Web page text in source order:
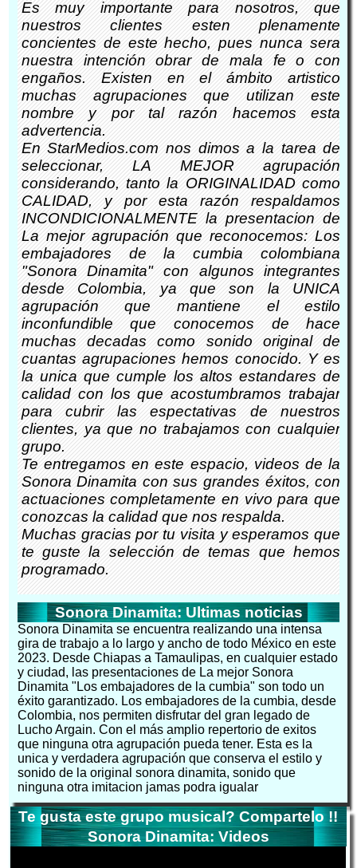
Es muy importante para nosotros, que
nuestros clientes esten plenamente
concientes de este hecho, pues nunca sera
nuestra intención obrar de mala fe o con
engaños. Existen en el ámbito artistico
muchas agrupaciones que utilizan este
nombre y por tal razón hacemos esta
advertencia.
En StarMedios.com nos dimos a la tarea de
seleccionar, LA MEJOR agrupación
considerando, tanto la ORIGINALIDAD como
CALIDAD, y por esta razón respaldamos
INCONDICIONALMENTE la presentacion de
La mejor agrupación que reconocemos: Los
embajadores de la cumbia colombiana
"Sonora Dinamita" con algunos integrantes
desde Colombia, ya que son la UNICA
agrupación que mantiene el estilo
inconfundible que conocemos de hace
muchas decadas como sonido original de
cuantas agrupaciones hemos conocido. Y es
la unica que cumple los altos estandares de
calidad con los que acostumbramos trabajar
para cubrir las espectativas de nuestros
clientes, ya que no trabajamos con cualquier
grupo.
Te entregamos en este espacio, videos de la
Sonora Dinamita con sus grandes éxitos, con
actuaciones completamente en vivo para que
conozcas la calidad que nos respalda.
Muchas gracias por tu visita y esperamos que
te guste la selección de temas que hemos
programado.
Sonora Dinamita: Ultimas noticias
Sonora Dinamita se encuentra realizando una intensa
gira de trabajo a lo largo y ancho de todo México en este
2023. Desde Chiapas a Tamaulipas, en cualquier estado
y ciudad, las presentaciones de La mejor Sonora
Dinamita "Los embajadores de la cumbia" son todo un
éxito garantizado. Los embajadores de la cumbia, desde
Colombia, nos permiten disfrutar del gran legado de
Lucho Argain. Con el más amplio repertorio de exitos
que ninguna otra agrupación pueda tener. Esta es la
unica y verdadera agrupación que conserva el estilo y
sonido de la original sonora dinamita, sonido que
ninguna otra imitacion jamas podra igualar
Te gusta este grupo musical? Compartelo !!
Sonora Dinamita: Videos